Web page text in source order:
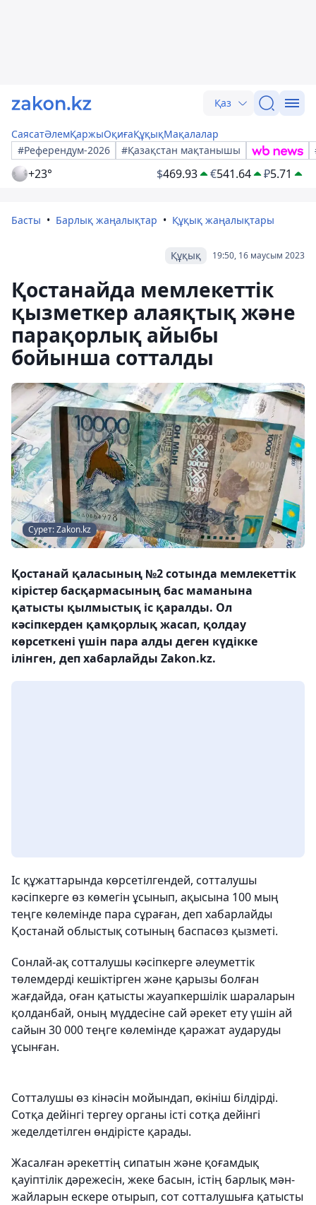
Қаз
СаясатӘлемҚаржыОқиғаҚұқықМақалалар
#Референдум-2026
#Қазақстан мақтанышы
+23° $469.93 €541.64 ₽5.71
Басты Барлық жаңалықтар Құқық жаңалықтары
19:50, 16 маусым 2023
Құқық
Қостанайда мемлекеттік
қызметкер алаяқтық және
парақорлық айыбы
бойынша сотталды
Сурет: Zakon.kz
Қостанай қаласының №2 сотында мемлекеттік
кірістер басқармасының бас маманына
қатысты қылмыстық іс қаралды. Ол
кәсіпкерден қамқорлық жасап, қолдау
көрсеткені үшін пара алды деген күдікке
ілінген, деп хабарлайды Zakon.kz.
Іс құжаттарында көрсетілгендей, сотталушы
кәсіпкерге өз көмегін ұсынып, ақысына 100 мың
теңге көлемінде пара сұраған, деп хабарлайды
Қостанай облыстық сотының баспасөз қызметі.
Сонлай-ақ сотталушы кәсіпкерге әлеуметтік
төлемдерді кешіктірген және қарызы болған
жағдайда, оған қатысты жауапкершілік шараларын
қолданбай, оның мүддесіне сай әрекет ету үшін ай
сайын 30 000 теңге көлемінде қаражат аударуды
ұсынған.
Сотталушы өз кінәсін мойындап, өкініш білдірді.
Сотқа дейінгі тергеу органы істі сотқа дейінгі
жеделдетілген өндірісте қарады.
Жасалған әрекеттің сипатын және қоғамдық
қауіптілік дәрежесін, жеке басын, істің барлық мән-
жайларын ескере отырып, сот сотталушыға қатысты